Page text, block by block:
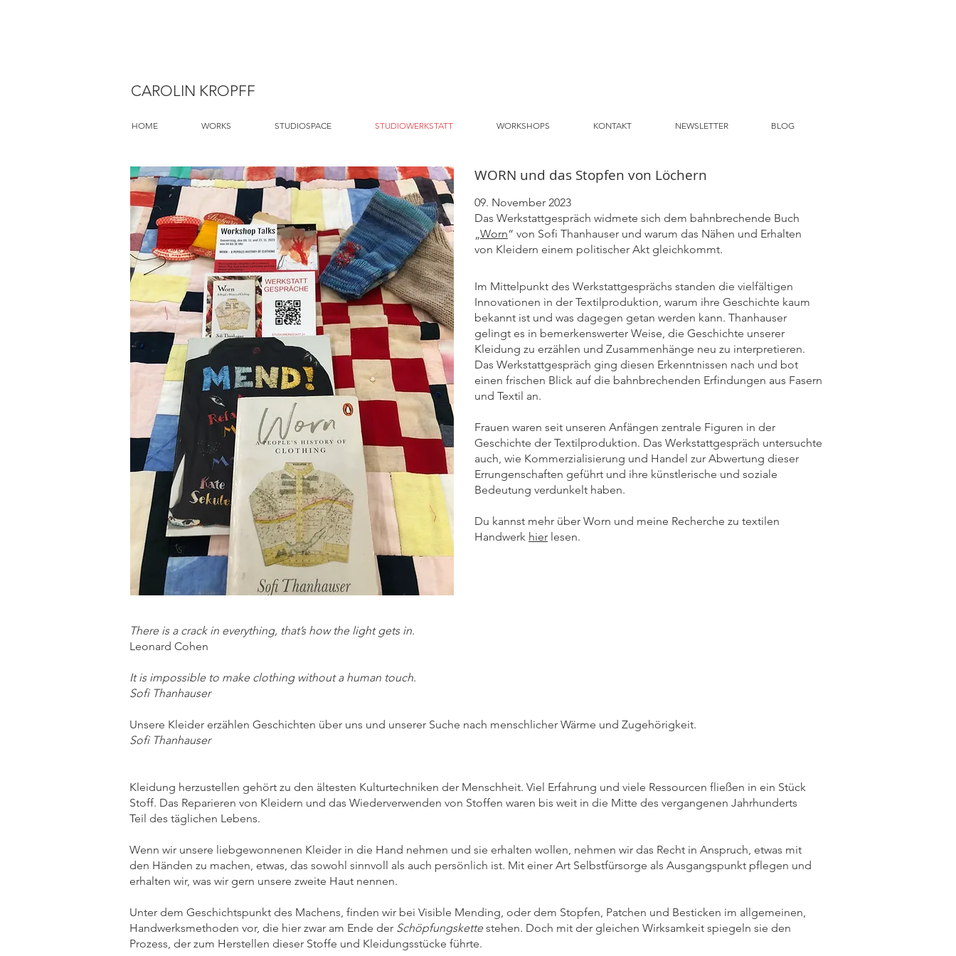
CAROLIN KROPFF
HOME WORKS STUDIOSPACE STUDIOWERKSTATT WORKSHOPS KONTAKT NEWSLETTER BLOG
WORN und das Stopfen von Löchern
09. November 2023
Das Werkstattgespräch widmete sich dem bahnbrechende Buch
„Worn“ von Sofi Thanhauser und warum das Nähen und Erhalten
von Kleidern einem politischer Akt gleichkommt.
Im Mittelpunkt des Werkstattgesprächs standen die vielfältigen
Innovationen in der Textilproduktion, warum ihre Geschichte kaum
bekannt ist und was dagegen getan werden kann. Thanhauser
gelingt es in bemerkenswerter Weise, die Geschichte unserer
Kleidung zu erzählen und Zusammenhänge neu zu interpretieren.
Das Werkstattgespräch ging diesen Erkenntnissen nach und bot
einen frischen Blick auf die bahnbrechenden Erfindungen aus Fasern
und Textil an.
Frauen waren seit unseren Anfängen zentrale Figuren in der
Geschichte der Textilproduktion. Das Werkstattgespräch untersuchte
auch, wie Kommerzialisierung und Handel zur Abwertung dieser
Errungenschaften geführt und ihre künstlerische und soziale
Bedeutung verdunkelt haben.
Du kannst mehr über Worn und meine Recherche zu textilen
Handwerk hier lesen.
There is a crack in everything, that’s how the light gets in.
Leonard Cohen
It is impossible to make clothing without a human touch.
Sofi Thanhauser
Unsere Kleider erzählen Geschichten über uns und unserer Suche nach menschlicher Wärme und Zugehörigkeit.
Sofi Thanhauser
Kleidung herzustellen gehört zu den ältesten Kulturtechniken der Menschheit. Viel Erfahrung und viele Ressourcen fließen in ein Stück
Stoff. Das Reparieren von Kleidern und das Wiederverwenden von Stoffen waren bis weit in die Mitte des vergangenen Jahrhunderts
Teil des täglichen Lebens.
Wenn wir unsere liebgewonnenen Kleider in die Hand nehmen und sie erhalten wollen, nehmen wir das Recht in Anspruch, etwas mit
den Händen zu machen, etwas, das sowohl sinnvoll als auch persönlich ist. Mit einer Art Selbstfürsorge als Ausgangspunkt pflegen und
erhalten wir, was wir gern unsere zweite Haut nennen.
Unter dem Geschichtspunkt des Machens, finden wir bei Visible Mending, oder dem Stopfen, Patchen und Besticken im allgemeinen,
Handwerksmethoden vor, die hier zwar am Ende der Schöpfungskettestehen. Doch mit der gleichen Wirksamkeit spiegeln sie den
Prozess, der zum Herstellen dieser Stoffe und Kleidungsstücke führte.